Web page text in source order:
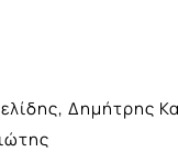
Δημήτρης